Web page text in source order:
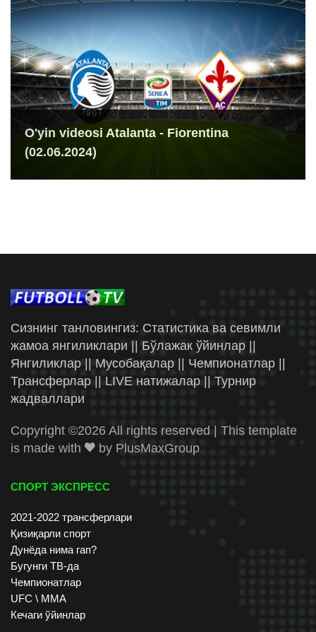
O'yin videosi Atalanta - Fiorentina
(02.06.2024)
Сизнинг танловингиз: Статистика ва севимли
жамоа янгиликлари || Бўлажак ўйинлар ||
Янгиликлар || Мусобақалар || Чемпионатлар ||
Трансферлар || LIVE натижалар || Турнир
жадваллари
Copyright ©2026 All rights reserved | This template
is made with
by PlusMaxGroup
СПОРТ ЭКСПРЕСС
2021-2022 трансферлари
Қизиқарли спорт
Дунёда нима гап?
Бугунги ТВ-да
Чемпионатлар
UFC \ ММА
Кечаги ўйинлар